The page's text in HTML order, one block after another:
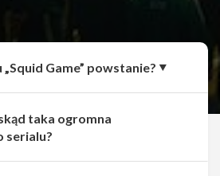
„Squid Game” powstanie?
taka ogromna
serialu?